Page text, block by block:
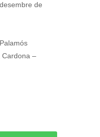
de
Cardona –